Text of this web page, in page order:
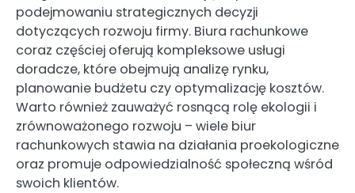
podejmowaniu strategicznych decyzji
dotyczących rozwoju firmy. Biura rachunkowe
coraz częściej oferują kompleksowe usługi
doradcze, które obejmują analizę rynku,
planowanie budżetu czy optymalizację kosztów.
Warto również zauważyć rosnącą rolę ekologii i
zrównoważonego rozwoju – wiele biur
rachunkowych stawia na działania proekologiczne
oraz promuje odpowiedzialność społeczną wśród
swoich klientów.